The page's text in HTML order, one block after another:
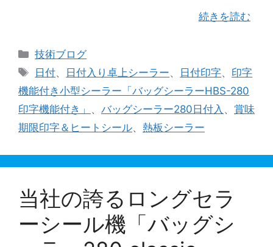
続きを読む
カ
テ
リ
ー
技術ブログ
タ
グ
日付、 日付入り卓上シーラー、 日付印字、 印字
機能付き小型シーラー「バッグシーラーHBS-280
印字機能付き」 、 バッグシーラー280日付入 、 賞味
期限印字＆ヒートシール、 熱板シーラー
当社の誇るロングセラ
ーシール機「バッグシ